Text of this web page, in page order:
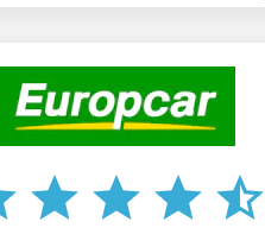
star star star star_half